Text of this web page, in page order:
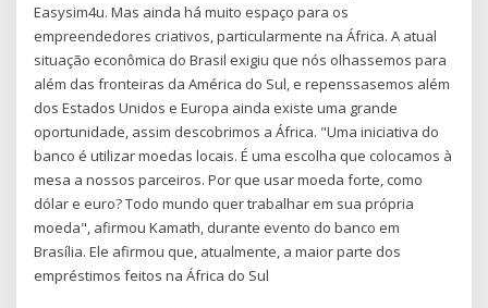
Easysim4u. Mas ainda há muito espaço para os
empreendedores criativos, particularmente na África. A atual
situação econômica do Brasil exigiu que nós olhassemos para
além das fronteiras da América do Sul, e repenssasemos além
dos Estados Unidos e Europa ainda existe uma grande
oportunidade, assim descobrimos a África. "Uma iniciativa do
banco é utilizar moedas locais. É uma escolha que colocamos à
mesa a nossos parceiros. Por que usar moeda forte, como
dólar e euro? Todo mundo quer trabalhar em sua própria
moeda", afirmou Kamath, durante evento do banco em
Brasília. Ele afirmou que, atualmente, a maior parte dos
empréstimos feitos na África do Sul